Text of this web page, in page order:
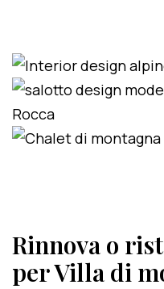
Rinnova o
per Villa di